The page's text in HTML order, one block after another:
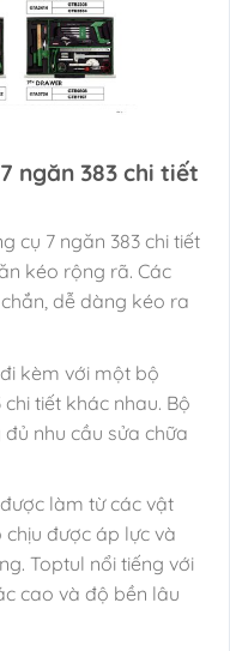
ngăn 383 chi tiết
cụ 7 ngăn 383 chi tiết
kéo rộng rã. Các
dễ dàng kéo ra
kèm với một bộ
tiết khác nhau. Bộ
nhu cầu sửa chữa
làm từ các vật
được áp lực và
Toptul nổi tiếng với
cao và độ bền lâu